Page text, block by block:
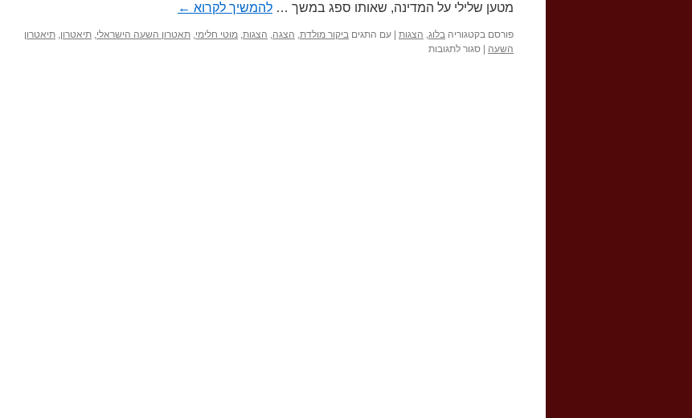
מטען שלילי על המדינה, שאותו ספג במשך … להמשיך לקרוא ←
פורסם בקטגוריה בלוג, הצגות עם התגים ביקור מולדת, הצגה, הצגות, מוטי חלימי, תאטרון השעה הישראלי, תיאטרון, תיאטרון
השעה
סגור לתגובותעל